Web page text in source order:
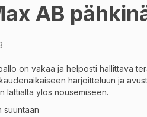
AB
on vakaa ja helposti hallittava
harjoitteluun ja
lattialta ylös nousemiseen.
suuntaan